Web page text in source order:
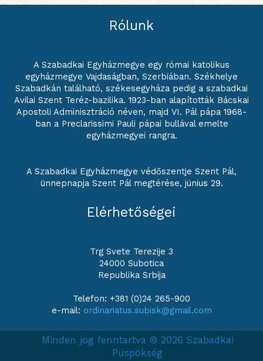
Rólunk
A Szabadkai Egyházmegye egy római katolikus
egyházmegye Vajdaságban, Szerbiában. Székhelye
Szabadkán található, székesegyháza pedig a szabadkai
Avilai Szent Teréz-bazilika. 1923-ban alapították Bácskai
Apostoli Adminisztráció néven, majd VI. Pál pápa 1968-
ban a Preclarissimi Pauli pápai bullával emelte
egyházmegyei rangra.
A Szabadkai Egyházmegye védőszentje Szent Pál,
ünnepnapja Szent Pál megtérése, június 29.
Elérhetőségei
Trg Svete Terezije 3
24000 Subotica
Republika Srbija
Telefon: +381 (0)24 265-900
e-mail: ordinariatus.subisk@gmail.com
Minden jog fenntartva © 2026 Szabadkai
Püspökség